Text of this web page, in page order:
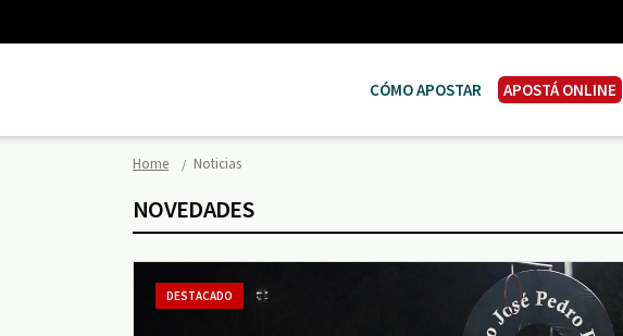
CÓMO APOSTAR APOSTÁ ONLINE
Home Noticias
NOVEDADES
DESTACADO